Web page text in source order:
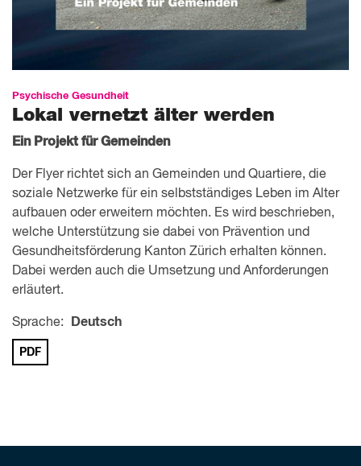
Psychische Gesundheit
Lokal vernetzt älter werden
Ein Projekt für Gemeinden
Der Flyer richtet sich an Gemeinden und Quartiere, die
soziale Netzwerke für ein selbstständiges Leben im Alter
aufbauen oder erweitern möchten. Es wird beschrieben,
welche Unterstützung sie dabei von Prävention und
Gesundheitsförderung Kanton Zürich erhalten können.
Dabei werden auch die Umsetzung und Anforderungen
erläutert.
Sprache: Deutsch
PDF